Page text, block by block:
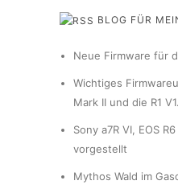
BLOG FÜR
Neue Firmware für
Wichtiges
Mark II und die R1
Sony a7R VI, EOS
vorgestellt
Mythos Wald im